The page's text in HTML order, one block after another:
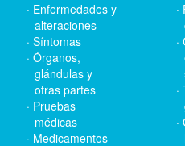
Enfermedades y
alteraciones
Síntomas
Órganos,
glándulas y
otras partes
Pruebas
médicas
Medicamentos